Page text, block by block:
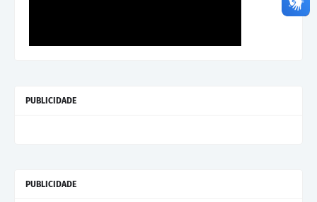
PUBLICIDADE
PUBLICIDADE